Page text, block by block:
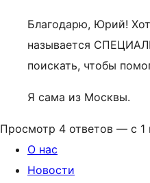
Благодарю, Юрий!
называется
поискать, чтобы
Я сама из Москвы.
Просмотр 4 ответов — с 1
О нас
Новости